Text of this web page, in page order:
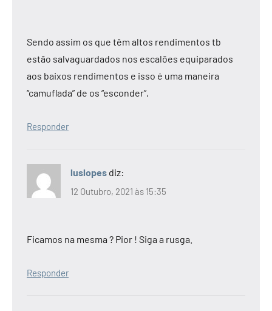
Sendo assim os que têm altos rendimentos tb
estão salvaguardados nos escalões equiparados
aos baixos rendimentos e isso é uma maneira
“camuflada” de os “esconder”,
Responder
luslopes diz:
12 Outubro, 2021 às 15:35
Ficamos na mesma ? Pior ! Siga a rusga.
Responder